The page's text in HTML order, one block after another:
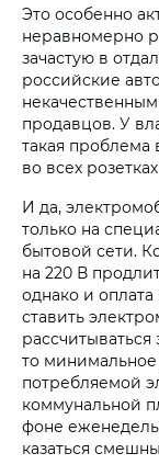
Это особенно
неравномерно
зачастую в
российские
продавцов. У
такая проблема
во всех
И да,
только на
бытовой сети.
на 220 В
однако и
ставить
то
потребляемой
коммунальной
фоне
казаться